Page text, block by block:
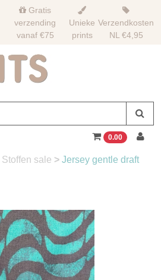
Gratis
verzending
vanaf €75
Unieke
prints
Verzendkosten
NL €4,95
0.00
Stoffen sale > Jersey gentle draft